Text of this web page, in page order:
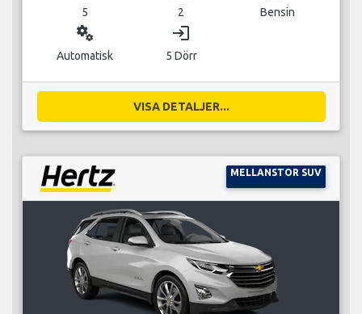
5 2 Bensin
miscellaneous_services
Automatisk
login
5 Dörr
VISA DETALJER...
MELLANSTOR SUV